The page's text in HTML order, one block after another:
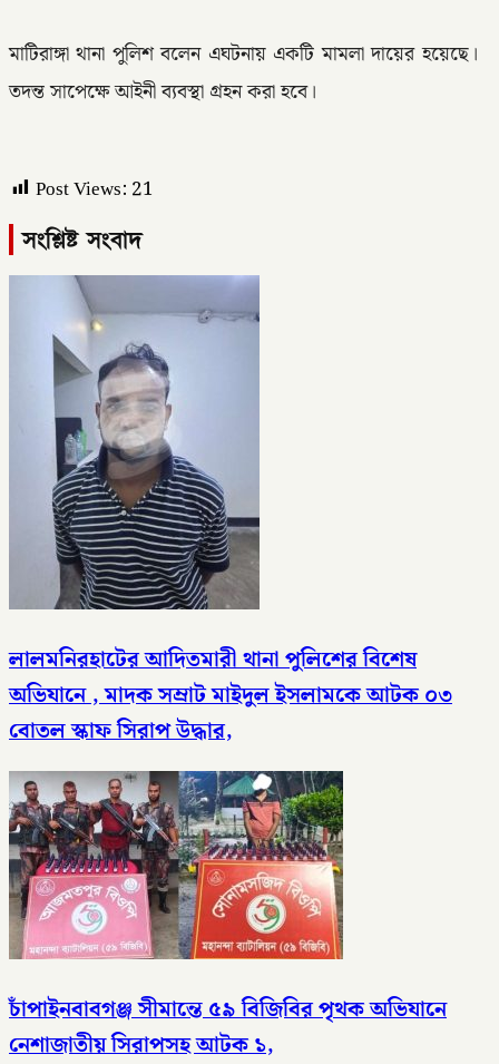
‎মাটিরাঙ্গা থানা পুলিশ বলেন এঘটনায় একটি মামলা দায়ের হয়েছে।
তদন্ত সাপেক্ষে আইনী ব্যবস্থা গ্রহন করা হবে।
Post Views: 21
সংশ্লিষ্ট সংবাদ
লালমনিরহাটের আদিতমারী থানা পুলিশের বিশেষ
অভিযানে , মাদক সম্রাট মাইদুল ইসলামকে আটক ০৩
বোতল স্কাফ সিরাপ উদ্ধার,
চাঁপাইনবাবগঞ্জ সীমান্তে ৫৯ বিজিবির পৃথক অভিযানে
নেশাজাতীয় সিরাপসহ আটক ১,